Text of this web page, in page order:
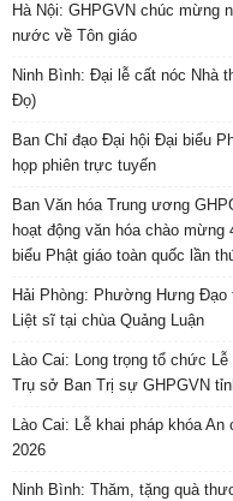
Hà Nội: GHPGVN chúc mừng
nước về Tôn giáo
Ninh Bình: Đại lễ cất nóc Nhà
Đọ)
Ban Chỉ đạo Đại hội Đại biểu
họp phiên trực tuyến
Ban Văn hóa Trung ương
hoạt động văn hóa chào
biểu Phật giáo toàn quốc lần
Hải Phòng: Phường Hưng
Liệt sĩ tại chùa Quảng Luận
Lào Cai: Long trọng tổ chức
Trụ sở Ban Trị sự GHPGVN
Lào Cai: Lễ khai pháp khóa
2026
Ninh Bình: Thăm, tặng quà